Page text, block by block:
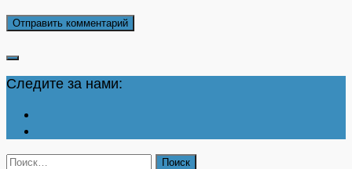
Следите за нами:
Найти: